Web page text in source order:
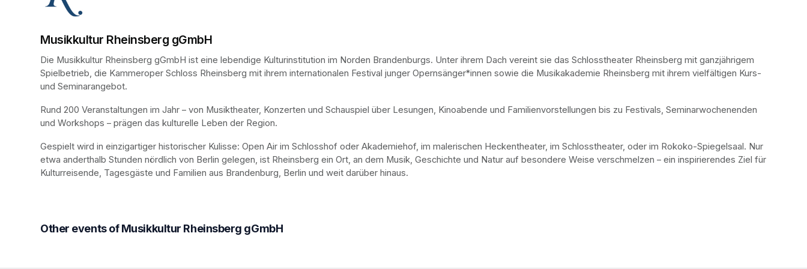
Musikkultur Rheinsberg gGmbH
Die Musikkultur Rheinsberg gGmbH ist eine lebendige Kulturinstitution im Norden Brandenburgs. Unter ihrem Dach vereint sie das Schlosstheater Rheinsberg mit ganzjährigem
Spielbetrieb, die Kammeroper Schloss Rheinsberg mit ihrem internationalen Festival junger Opernsänger*innen sowie die Musikakademie Rheinsberg mit ihrem vielfältigen Kurs-
und Seminarangebot.
Rund 200 Veranstaltungen im Jahr – von Musiktheater, Konzerten und Schauspiel über Lesungen, Kinoabende und Familienvorstellungen bis zu Festivals, Seminarwochenenden
und Workshops – prägen das kulturelle Leben der Region.
Gespielt wird in einzigartiger historischer Kulisse: Open Air im Schlosshof oder Akademiehof, im malerischen Heckentheater, im Schlosstheater, oder im Rokoko-Spiegelsaal. Nur
etwa anderthalb Stunden nördlich von Berlin gelegen, ist Rheinsberg ein Ort, an dem Musik, Geschichte und Natur auf besondere Weise verschmelzen – ein inspirierendes Ziel für
Kulturreisende, Tagesgäste und Familien aus Brandenburg, Berlin und weit darüber hinaus.
Other events of Musikkultur Rheinsberg gGmbH